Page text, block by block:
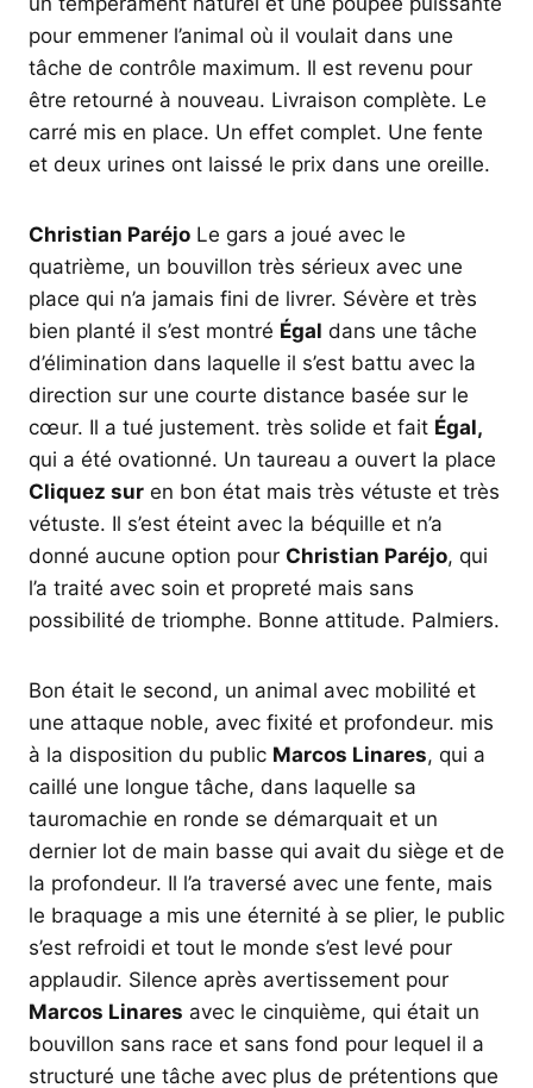
pour emmener l’animal où il voulait dans une
tâche de contrôle maximum. Il est revenu pour
être retourné à nouveau. Livraison complète. Le
carré mis en place. Un effet complet. Une fente
et deux urines ont laissé le prix dans une oreille.
Christian Paréjo Le gars a joué avec le
quatrième, un bouvillon très sérieux avec une
place qui n’a jamais fini de livrer. Sévère et très
bien planté il s’est montré Égal dans une tâche
d’élimination dans laquelle il s’est battu avec la
direction sur une courte distance basée sur le
cœur. Il a tué justement. très solide et fait Égal,
qui a été ovationné. Un taureau a ouvert la place
Cliquez sur en bon état mais très vétuste et très
vétuste. Il s’est éteint avec la béquille et n’a
donné aucune option pour Christian Paréjo, qui
l’a traité avec soin et propreté mais sans
possibilité de triomphe. Bonne attitude. Palmiers.
Bon était le second, un animal avec mobilité et
une attaque noble, avec fixité et profondeur. mis
à la disposition du public Marcos Linares, qui a
caillé une longue tâche, dans laquelle sa
tauromachie en ronde se démarquait et un
dernier lot de main basse qui avait du siège et de
la profondeur. Il l’a traversé avec une fente, mais
le braquage a mis une éternité à se plier, le public
s’est refroidi et tout le monde s’est levé pour
applaudir. Silence après avertissement pour
Marcos Linares avec le cinquième, qui était un
bouvillon sans race et sans fond pour lequel il a
structuré une tâche avec plus de prétentions que